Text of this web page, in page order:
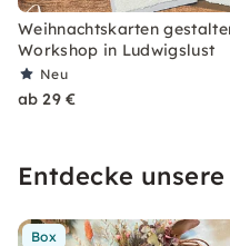
Weihnachtskarten
Workshop in Ludwigslust
Neu
ab 29 €
Entdecke
Box